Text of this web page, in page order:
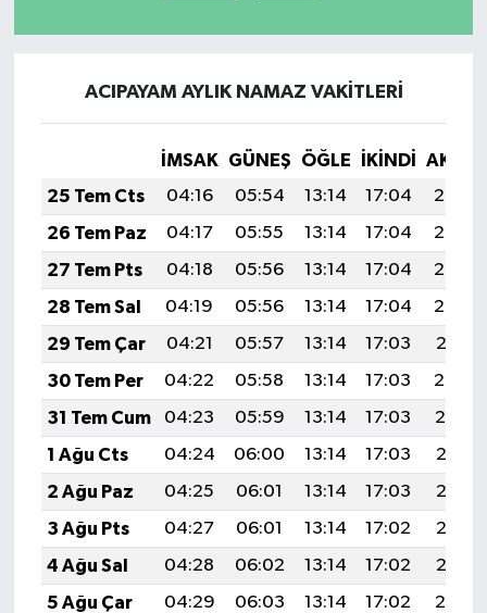
ACIPAYAM AYLIK NAMAZ VAKITLERI
İMSAK GÜNEŞ ÖĞLE İKINDI
25 Tem Cts
04:16 05:54 13:14 17:04
20:24
26 Tem Paz
04:17 05:55 13:14 17:04
20:24
27 Tem Pts
04:18 05:56 13:14 17:04
20:23
28 Tem Sal
04:19 05:56 13:14 17:04
20:22
29 Tem Çar
04:21 05:57 13:14 17:03
20:21
30 Tem Per
04:22 05:58 13:14 17:03
20:20
31 Tem Cum
04:23 05:59 13:14 17:03
20:19
1 Ağu Cts
04:24 06:00 13:14 17:03
20:18
2 Ağu Paz
04:25 06:01 13:14 17:03
20:17
3 Ağu Pts
04:27 06:01 13:14 17:02
20:16
4 Ağu Sal
04:28 06:02 13:14 17:02
20:15
5 Ağu Çar
04:29 06:03 13:14 17:02
20:14